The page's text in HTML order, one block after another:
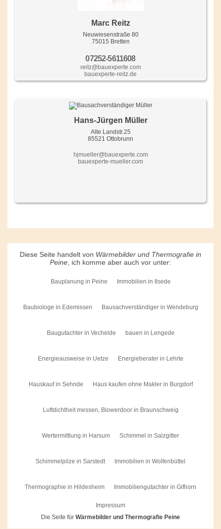
Marc Reitz
Neuwiesenstraße 80
75015 Bretten
07252-5611608
reitz@bauexperte.com
bauexperte-reitz.de
Hans-Jürgen Müller
Alte Landstr.25
85521 Ottobrunn
hjmueller@bauexperte.com
bauexperte-mueller.com
Diese Seite handelt von Wärmebilder und Thermografie in
Peine , ich komme aber auch vor unter:
Bauplanung in Peine Immobilien in Ilsede
Baubiologe in Edemissen Bausachverständiger in Wendeburg
Baugutachter in Vechelde bauen in Lengede
Energieausweise in Uetze Energieberater in Lehrte
Hauskauf in Sehnde Haus kaufen ohne Makler in Burgdorf
Luftdichtheit messen, Blowerdoor in Braunschweig
Wertermittlung in Harsum Schimmel in Salzgitter
Schimmelpilze in Sarstedt Immobilien in Wolfenbüttel
Thermographie in Hildesheim Immobiliengutachter in Gifhorn
Impressum
Die Seite für Wärmebilder und Thermografie Peine